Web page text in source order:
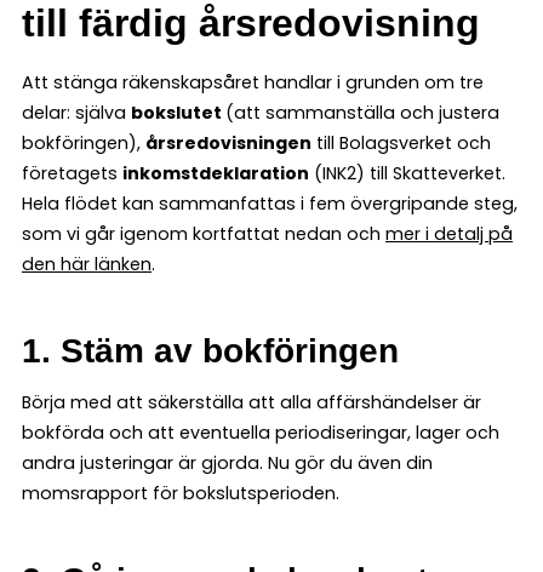
till färdig årsredovisning
Att stänga räkenskapsåret handlar i grunden om tre
delar: själva bokslutet (att sammanställa och justera
bokföringen), årsredovisningen till Bolagsverket och
företagets inkomstdeklaration (INK2) till Skatteverket.
Hela flödet kan sammanfattas i fem övergripande steg,
som vi går igenom kortfattat nedan och mer i detalj på
den här länken.
1. Stäm av bokföringen
Börja med att säkerställa att alla affärshändelser är
bokförda och att eventuella periodiseringar, lager och
andra justeringar är gjorda. Nu gör du även din
momsrapport för bokslutsperioden.